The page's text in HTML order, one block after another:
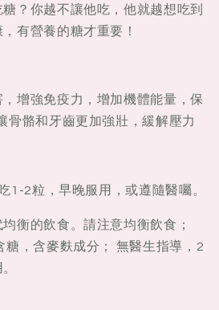
？你越不讓他吃，他就越想吃到
有營養的糖才重要！
增強免疫力，增加機體能量，保
骨骼和牙齒更加強壯，緩解壓力
1-2粒，早晚服用，或遵隨醫囑。
衡的飲食。請注意均衡飲食；
糖，含麥麩成分； 無醫生指導，2